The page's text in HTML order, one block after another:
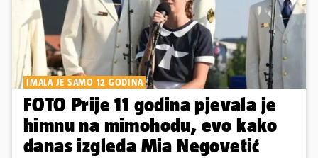
IMALA JE SAMO 12 GODINA
FOTO Prije 11 godina pjevala je
himnu na mimohodu, evo kako
danas izgleda Mia Negovetić